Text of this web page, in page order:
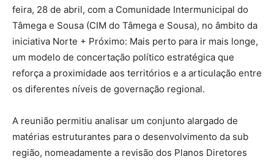
feira, 28 de abril, com a Comunidade Intermunicipal do
Tâmega e Sousa (CIM do Tâmega e Sousa), no âmbito da
iniciativa Norte + Próximo: Mais perto para ir mais longe,
um modelo de concertação político estratégica que
reforça a proximidade aos territórios e a articulação entre
os diferentes níveis de governação regional.
A reunião permitiu analisar um conjunto alargado de
matérias estruturantes para o desenvolvimento da sub
região, nomeadamente a revisão dos Planos Diretores